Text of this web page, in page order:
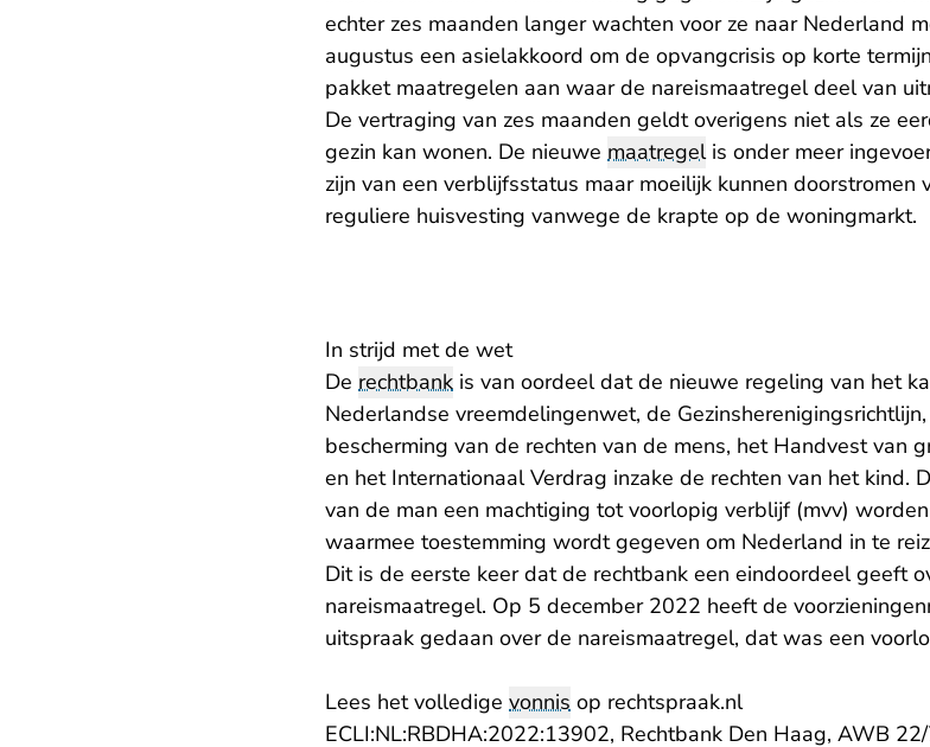
echter zes maanden langer wachten voor ze naar Nederland
augustus een asielakkoord om de opvangcrisis op korte
pakket maatregelen aan waar de nareismaatregel deel van
De vertraging van zes maanden geldt overigens niet als ze
gezin kan wonen. De nieuwe maatregelis onder meer
zijn van een verblijfsstatus maar moeilijk kunnen doorstromen
reguliere huisvesting vanwege de krapte op de woningmarkt.
In strijd met de wet
De rechtbank is van oordeel dat de nieuwe regeling van het
Nederlandse vreemdelingenwet, de
bescherming van de rechten van de mens, het Handvest van
en het Internationaal Verdrag inzake de rechten van het kind.
van de man een machtiging tot voorlopig verblijf (mvv)
waarmee toestemming wordt gegeven om Nederland in te
Dit is de eerste keer dat de rechtbank een eindoordeel geeft
nareismaatregel. Op 5 december 2022 heeft de
uitspraak gedaan over de nareismaatregel, dat was een
Lees het volledige vonnis op rechtspraak.nl
ECLI:NL:RBDHA:2022:13902, Rechtbank Den Haag, AWB